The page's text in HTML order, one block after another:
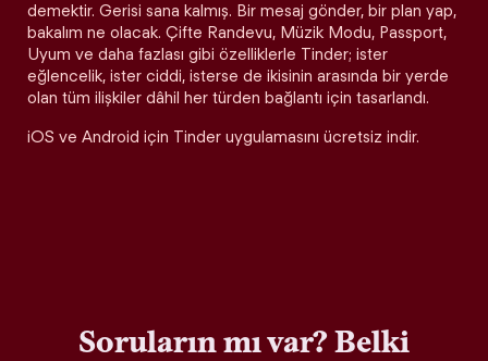
demektir. Gerisi sana kalmış. Bir mesaj gönder, bir plan yap,
bakalım ne olacak. Çifte Randevu, Müzik Modu, Passport,
Uyum ve daha fazlası gibi özelliklerle Tinder; ister
eğlencelik, ister ciddi, isterse de ikisinin arasında bir yerde
olan tüm ilişkiler dâhil her türden bağlantı için tasarlandı.
iOS ve Android için Tinder uygulamasını ücretsiz indir.
Soruların mı var? Belki